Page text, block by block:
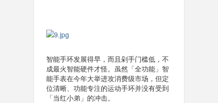
智能手环发展得早，而且剁手门槛低，不
成最火智能硬件才怪。虽然「全功能」智
能手表在今年大举进攻消费级市场，但定
位清晰、功能专注的运动手环并没有受到
「当红小弟」的冲击。